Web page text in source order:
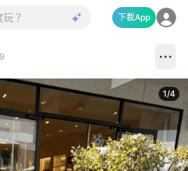
下載App
1/4